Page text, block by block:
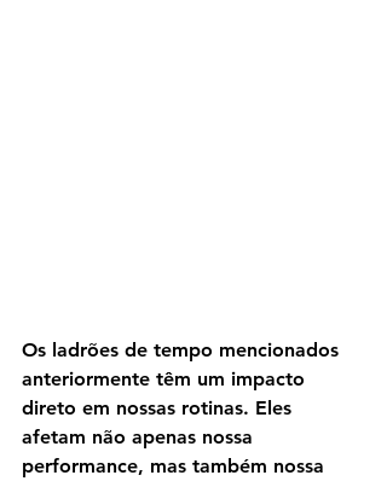
Os ladrões de tempo mencionados
anteriormente têm um impacto
direto em nossas rotinas. Eles
afetam não apenas nossa
performance, mas também nossa